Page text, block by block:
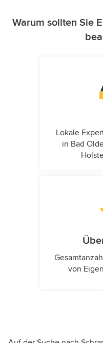
Warum sollten Sie
Lokale
in Bad
von